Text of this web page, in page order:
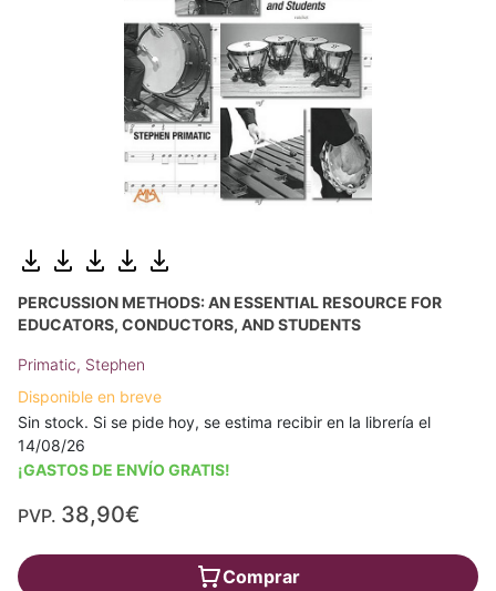
PERCUSSION METHODS: AN ESSENTIAL RESOURCE FOR
EDUCATORS, CONDUCTORS, AND STUDENTS
Primatic, Stephen
Disponible en breve
Sin stock. Si se pide hoy, se estima recibir en la librería el
14/08/26
¡GASTOS DE ENVÍO GRATIS!
PVP. 38,90€
Comprar